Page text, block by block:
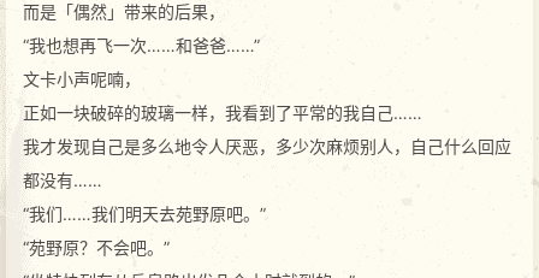
而是「偶然」带来的后果，
“我也想再飞一次……和爸爸……”
文卡小声呢喃，
正如一块破碎的玻璃一样，我看到了平常的我自己……
我才发现自己是多么地令人厌恶，多少次麻烦别人，自己什么回应
都没有……
“我们……我们明天去苑野原吧。”
“苑野原？不会吧。”